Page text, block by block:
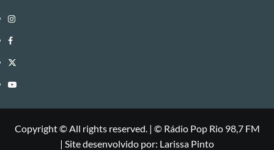
Instagram
Facebook
Twitter
Youtube
Copyright © All rights reserved. | ©Rádio Pop Rio 98,7 FM
| Site desenvolvido por: Larissa Pinto